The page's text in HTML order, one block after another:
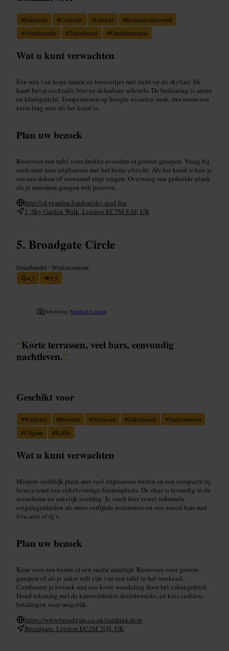
#Dakterras #Cocktails #Uitzicht #Romantischeavond
#Vriendenuitje #Zakenborrel #Familieuitstapje
Wat u kunt verwachten
Een mix van hoge ramen en terraszitjes met zicht op de skyline. De
kaart bevat cocktails, bier en delenbare schotels. De bediening is attent
en klantgericht. Temperaturen op hoogte wisselen sterk, dus neem een
extra laag mee als het koud is.
Plan uw bezoek
Reserveer een tafel voor drukke avonden of grotere groepen. Vraag bij
aankomst naar zitplaatsen met het beste uitzicht. Als het koud is kun je
om een deken of verwarmd zitje vragen. Overweeg een gedeelde plank
als je meerdere gangen wilt proeven.
http://skygarden.london/sky-pod-bar
1, Sky Garden Walk, London EC3M 8AF, UK
Broadgate Circle
Detailhandel •Winkelcentrum
4,2
3,5
Afbeelding /Murdock London
“Korte terrassen, veel bars, eenvoudig
nachtleven.”
Geschikt voor
#Winkelen #Borrelen #Terrassen #Zakenlunch #Stadscentrum
#Uitgaan #Koffie
Wat u kunt verwachten
Modern stedelijk plein met veel zitplaatsen buiten en een compacte rij
horeca rond een cirkelvormige binnenplaats. De sfeer is levendig in de
avonduren en zakelijk overdag. Je vindt hier zowel informele
eetgelegenheden als meer verfijnde restaurants en een aantal bars met
live-acts of dj’s.
Plan uw bezoek
Kom voor een borrel of een snelle maaltijd. Reserveer voor grotere
groepen of als je zeker wilt zijn van een tafel in het weekend.
Combineer je bezoek met een korte wandeling door het zakengebied.
Houd rekening met de kantoordrukte doordeweeks, en kies cashless
betalingen waar mogelijk.
https://www.broadgate.co.uk/eatdrinkshop
Broadgate, London EC2M 2QS, UK